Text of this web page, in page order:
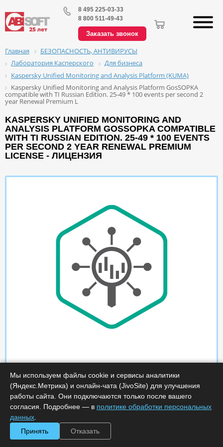
8 495 225-03-33
8 800 511-49-43
Заказать звонок
Главная
БЕЗОПАСНОСТЬ, АНТИВИРУСЫ
Лаборатория Касперского
Для бизнеса
Kaspersky Unified Monitoring and Analysis Platform (KUMA)
Kaspersky Unified Monitoring and Analysis Platform GosSOPKA
compatible with TI Russian Edition. 25-49 * 100 events per second 2
year Renewal Premium L
KASPERSKY UNIFIED MONITORING AND
ANALYSIS PLATFORM GOSSOPKA COMPATIBLE
WITH TI RUSSIAN EDITION. 25-49 * 100 EVENTS
PER SECOND 2 YEAR RENEWAL PREMIUM
LICENSE - ЛИЦЕНЗИЯ
Мы используем файлы cookie и сервисы аналитики
(Яндекс.Метрика) и онлайн-чата (JivoSite) для улучшения
работы сайта. Они подключаются только после вашего
согласия. Подробнее — в политике обработки персональных
данных
Принять
Отказать